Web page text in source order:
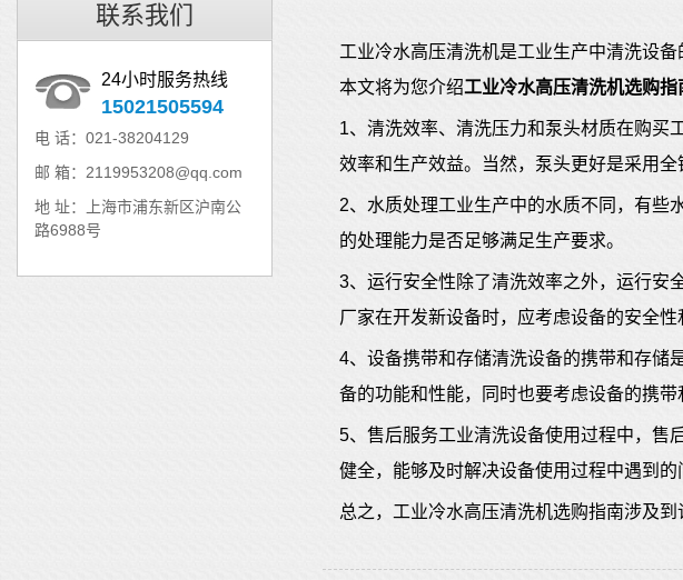
工业冷水高压清洗机是工业生产中清洗设
本文将为您介绍工业冷水高压清洗机选购指
1、清洗效率、清洗压力和泵头材质在购买
效率和生产效益。当然，泵头更好是采用全
2、水质处理工业生产中的水质不同，有些
的处理能力是否足够满足生产要求。
3、运行安全性除了清洗效率之外，运行安
厂家在开发新设备时，应考虑设备的安全
4、设备携带和存储清洗设备的携带和存储
备的功能和性能，同时也要考虑设备的携带
5、售后服务工业清洗设备使用过程中，售
健全，能够及时解决设备使用过程中遇到的
总之，工业冷水高压清洗机选购指南涉及
联系我们
24小时服务热线
15021505594
电 话：021-38204129
邮 箱：2119953208@qq.com
地 址：上海市浦东新区沪南公
路6988号